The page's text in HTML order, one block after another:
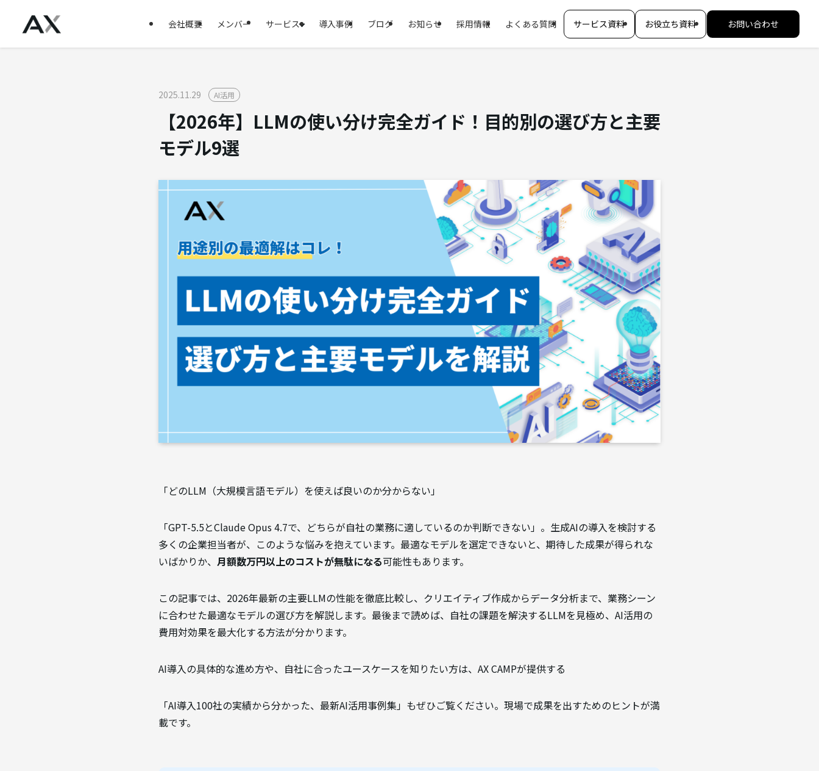
会社概要 メンバー サービス 導入事例 ブログ お知らせ 採用情報 よくある質問 サービス資料 お役立ち資料 お問い合わせ
2025.11.29 AI活用
【2026年】LLMの使い分け完全ガイド！目的別の選び方と主要
モデル9選
「どのLLM（大規模言語モデル）を使えば良いのか分からない」
「GPT-5.5とClaude Opus 4.7で、どちらが自社の業務に適しているのか判断できない」――。生成AIの導入を検討する
多くの企業担当者が、このような悩みを抱えています。最適なモデルを選定できないと、期待した成果が得られな
いばかりか、 月額数万円以上のコストが無駄になる可能性もあります。
この記事では、2026年最新の主要LLMの性能を徹底比較し、クリエイティブ作成からデータ分析まで、業務シーン
に合わせた最適なモデルの選び方を解説します。最後まで読めば、自社の課題を解決するLLMを見極め、AI活用の
費用対効果を最大化する方法が分かります。
AI導入の具体的な進め方や、自社に合ったユースケースを知りたい方は、AX CAMPが提供する
「AI導入100社の実績から分かった、最新AI活用事例集」もぜひご覧ください。現場で成果を出すためのヒントが満
載です。